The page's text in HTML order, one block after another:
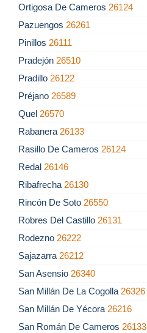
Ortigosa De Cameros 26124
Pazuengos 26261
Pinillos 26111
Pradejón 26510
Pradillo 26122
Préjano 26589
Quel 26570
Rabanera 26133
Rasillo De Cameros 26124
Redal 26146
Ribafrecha 26130
Rincón De Soto 26550
Robres Del Castillo 26131
Rodezno 26222
Sajazarra 26212
San Asensio 26340
San Millán De La Cogolla 26326
San Millán De Yécora 26216
San Román De Cameros 26133